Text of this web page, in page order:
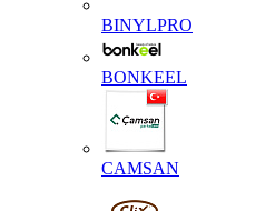
BINYLPRO
BONKEEL
CAMSAN